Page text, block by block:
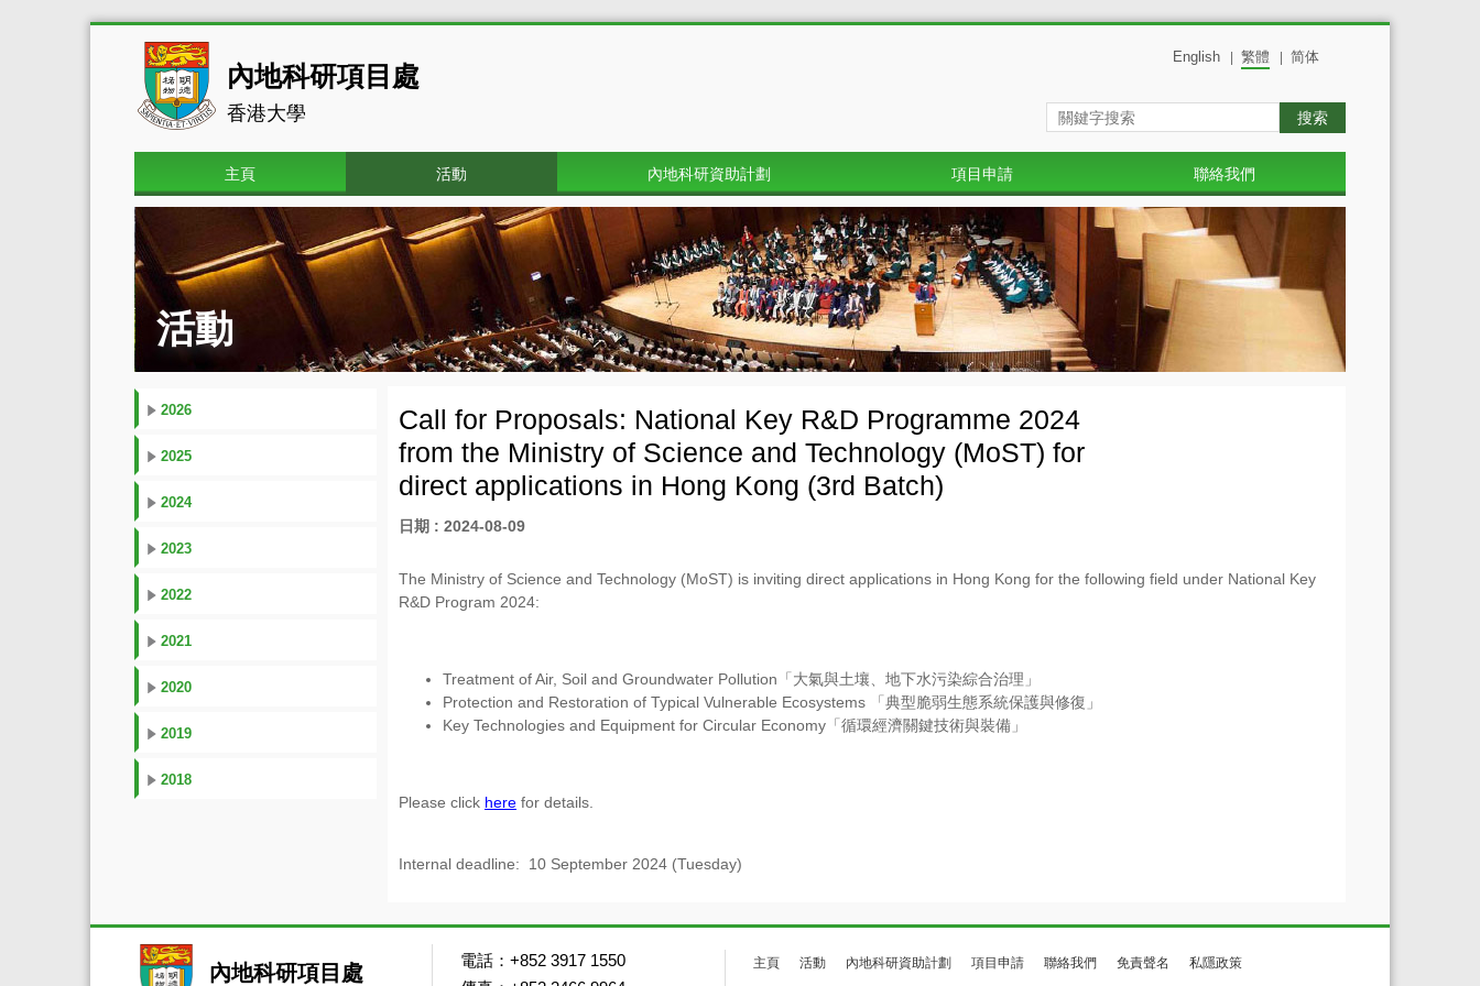
內地科研項目處
香港大學
English 繁體 简体
搜索
主頁 活動 內地科研資助計劃 項目申請 聯絡我們
活動
2026
2025
2024
2023
2022
2021
2020
2019
2018
Call for Proposals: National Key R&D Programme 2024
from the Ministry of Science and Technology (MoST) for
direct applications in Hong Kong (3rd Batch)
日期 : 2024-08-09
The Ministry of Science and Technology (MoST) is inviting direct applications in Hong Kong for the following field under National Key
R&D Program 2024:
Treatment of Air, Soil and Groundwater Pollution 「大氣與土壤、地下水污染綜合治理」
Protection and Restoration of Typical Vulnerable Ecosystems
「典型脆弱生態系統保護與修復」
Key Technologies and Equipment for Circular Economy 「循環經濟關鍵技術與裝備」
Please click here for details.
Internal deadline: 10 September 2024 (Tuesday)
內地科研項目處
電話：+852 3917 1550
主頁 活動 內地科研資助計劃 項目申請 聯絡我們 免責聲名 私隱政策